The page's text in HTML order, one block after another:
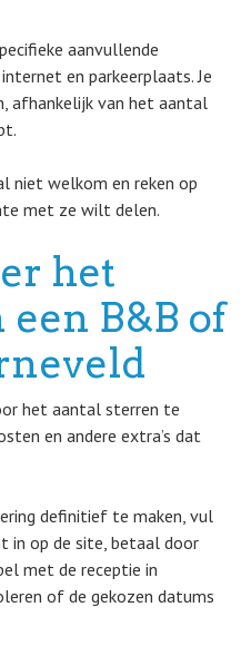
aanvullende
en parkeerplaats. Je
afhankelijk van het aantal
niet welkom en reken op
met ze wilt delen.
het
B&B of
het aantal sterren te
en andere extra’s dat
definitief te maken, vul
in op de site, betaal door
met de receptie in
of de gekozen datums